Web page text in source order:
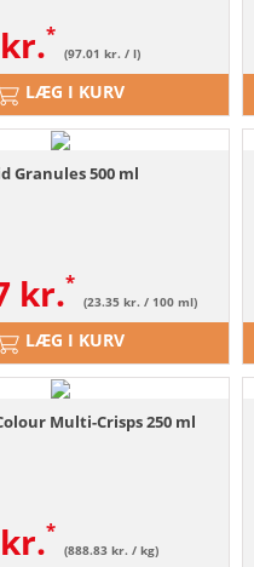
kr. (97.01 kr. / l)
LÆG I KURV
Granules 500 ml
kr. (23.35 kr. / 100 ml)
LÆG I KURV
Multi-Crisps 250 ml
kr. (888.83 kr. / kg)